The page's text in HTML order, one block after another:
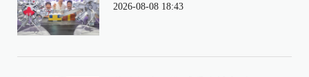
2026-08-08 18:43